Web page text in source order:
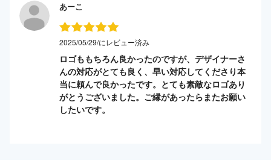
あーこ
2025/05/29/にレビュー済み
ロゴももちろん良かったのですが、デザイナーさ
んの対応がとても良く、早い対応してくださり本
当に頼んで良かったです。とても素敵なロゴあり
がとうございました。ご縁があったらまたお願い
したいです。